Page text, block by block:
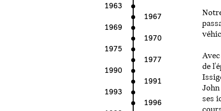
1963
1967
1969
1970
1975
1977
1990
1991
1993
1996
de
ses